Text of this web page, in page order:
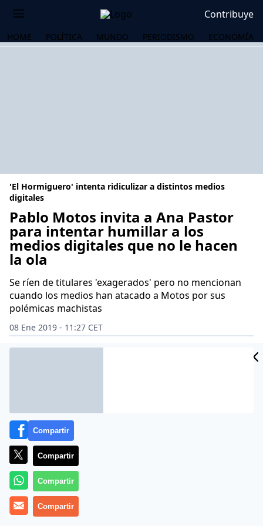
Contribuye
HOME POLÍTICA MUNDO PERIODISMO ECONOMÍA
'El Hormiguero' intenta ridiculizar a distintos medios
digitales
Pablo Motos invita a Ana Pastor
para intentar humillar a los
medios digitales que no le hacen
la ola
Se ríen de titulares 'exagerados' pero no mencionan
cuando los medios han atacado a Motos por sus
polémicas machistas
08 Ene 2019 - 11:27 CET
Archivado en: 3 SEGUNDOS
Compartir
Compartir
Compartir
Compartir